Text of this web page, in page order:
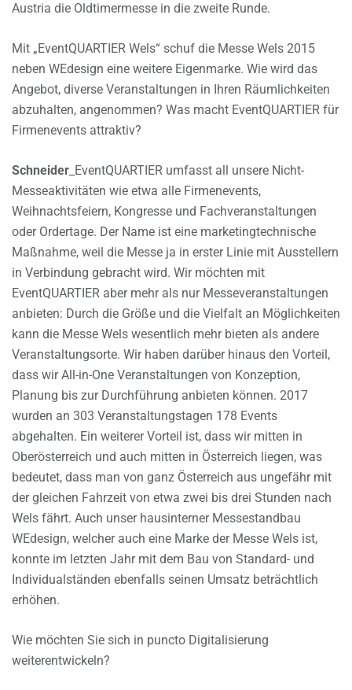
Austria die Oldtimermesse in die zweite Runde.
Mit „EventQUARTIER Wels“ schuf die Messe Wels 2015
neben WEdesign eine weitere Eigenmarke. Wie wird das
Angebot, diverse Veranstaltungen in Ihren Räumlichkeiten
abzuhalten, angenommen? Was macht EventQUARTIER für
Firmenevents attraktiv?
Schneider _EventQUARTIER umfasst all unsere Nicht-
Messeaktivitäten wie etwa alle Firmenevents,
Weihnachtsfeiern, Kongresse und Fachveranstaltungen
oder Ordertage. Der Name ist eine marketingtechnische
Maßnahme, weil die Messe ja in erster Linie mit Ausstellern
in Verbindung gebracht wird. Wir möchten mit
EventQUARTIER aber mehr als nur Messeveranstaltungen
anbieten: Durch die Größe und die Vielfalt an Möglichkeiten
kann die Messe Wels wesentlich mehr bieten als andere
Veranstaltungsorte. Wir haben darüber hinaus den Vorteil,
dass wir All-in-One Veranstaltungen von Konzeption,
Planung bis zur Durchführung anbieten können. 2017
wurden an 303 Veranstaltungstagen 178 Events
abgehalten. Ein weiterer Vorteil ist, dass wir mitten in
Oberösterreich und auch mitten in Österreich liegen, was
bedeutet, dass man von ganz Österreich aus ungefähr mit
der gleichen Fahrzeit von etwa zwei bis drei Stunden nach
Wels fährt. Auch unser hausinterner Messestandbau
WEdesign, welcher auch eine Marke der Messe Wels ist,
konnte im letzten Jahr mit dem Bau von Standard- und
Individualständen ebenfalls seinen Umsatz beträchtlich
erhöhen.
Wie möchten Sie sich in puncto Digitalisierung
weiterentwickeln?